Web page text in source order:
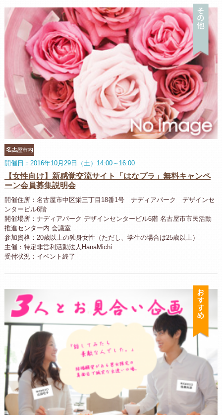
そ
名古屋市内
開催日：2016年10月29日（土）14:00～16:00
【女性向け】新感覚交流サイト「はなプラ」無料キャンペ
ーン会員募集説明会
開催住所：名古屋市中区栄三丁目18番1号 ナディアパーク デザインセ
ンタービル6階
開催場所：ナディアパーク デザインセンタービル6階 名古屋市市民活動
推進センター内 会議室
参加資格：20歳以上の独身女性（ただし、学生の場合は25歳以上）
主催：特定非営利活動法人HanaMichi
受付状況：イベント終了
お